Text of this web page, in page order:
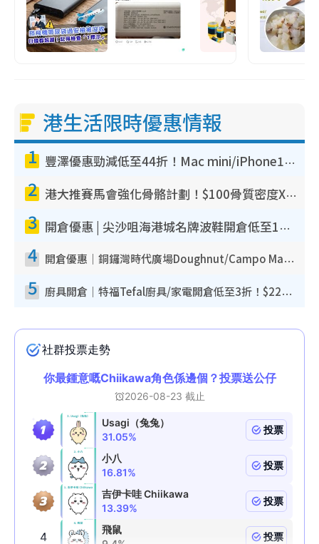
港生活限時優惠情報
1 豐澤優惠勁減低至44折！Mac mini/iPhone17Pro大減價！廚房家電$220起
2 港大推賽馬會強化骨骼計劃！$100骨質密度X光檢查 完成免費運動訓練送超市禮券！附參加資格
3 開倉優惠 | 尖沙咀海港城名牌波鞋開倉低至1折！On鞋$899起／Joy&Peace鞋履$98起
4 開倉優惠｜銅鑼灣時代廣場Doughnut/Campo Marzio開倉低至1折！背囊、書包、手袋劈價$200起
5 廚具開倉｜特福Tefal廚具/家電開倉低至3折！$220起買平底鍋/炒鑊/湯煲！電飯煲/吸塵機/燙斗$418起